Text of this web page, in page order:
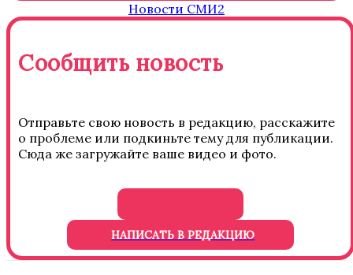
Новости СМИ2
Сообщить новость
Отправьте свою новость в редакцию, расскажите
о проблеме или подкиньте тему для публикации.
Сюда же загружайте ваше видео и фото.
НАПИСАТЬ В РЕДАКЦИЮ